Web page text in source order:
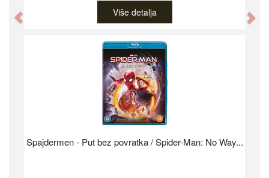
Više detalja
Spajdermen - Put bez povratka / Spider-Man: No Way...